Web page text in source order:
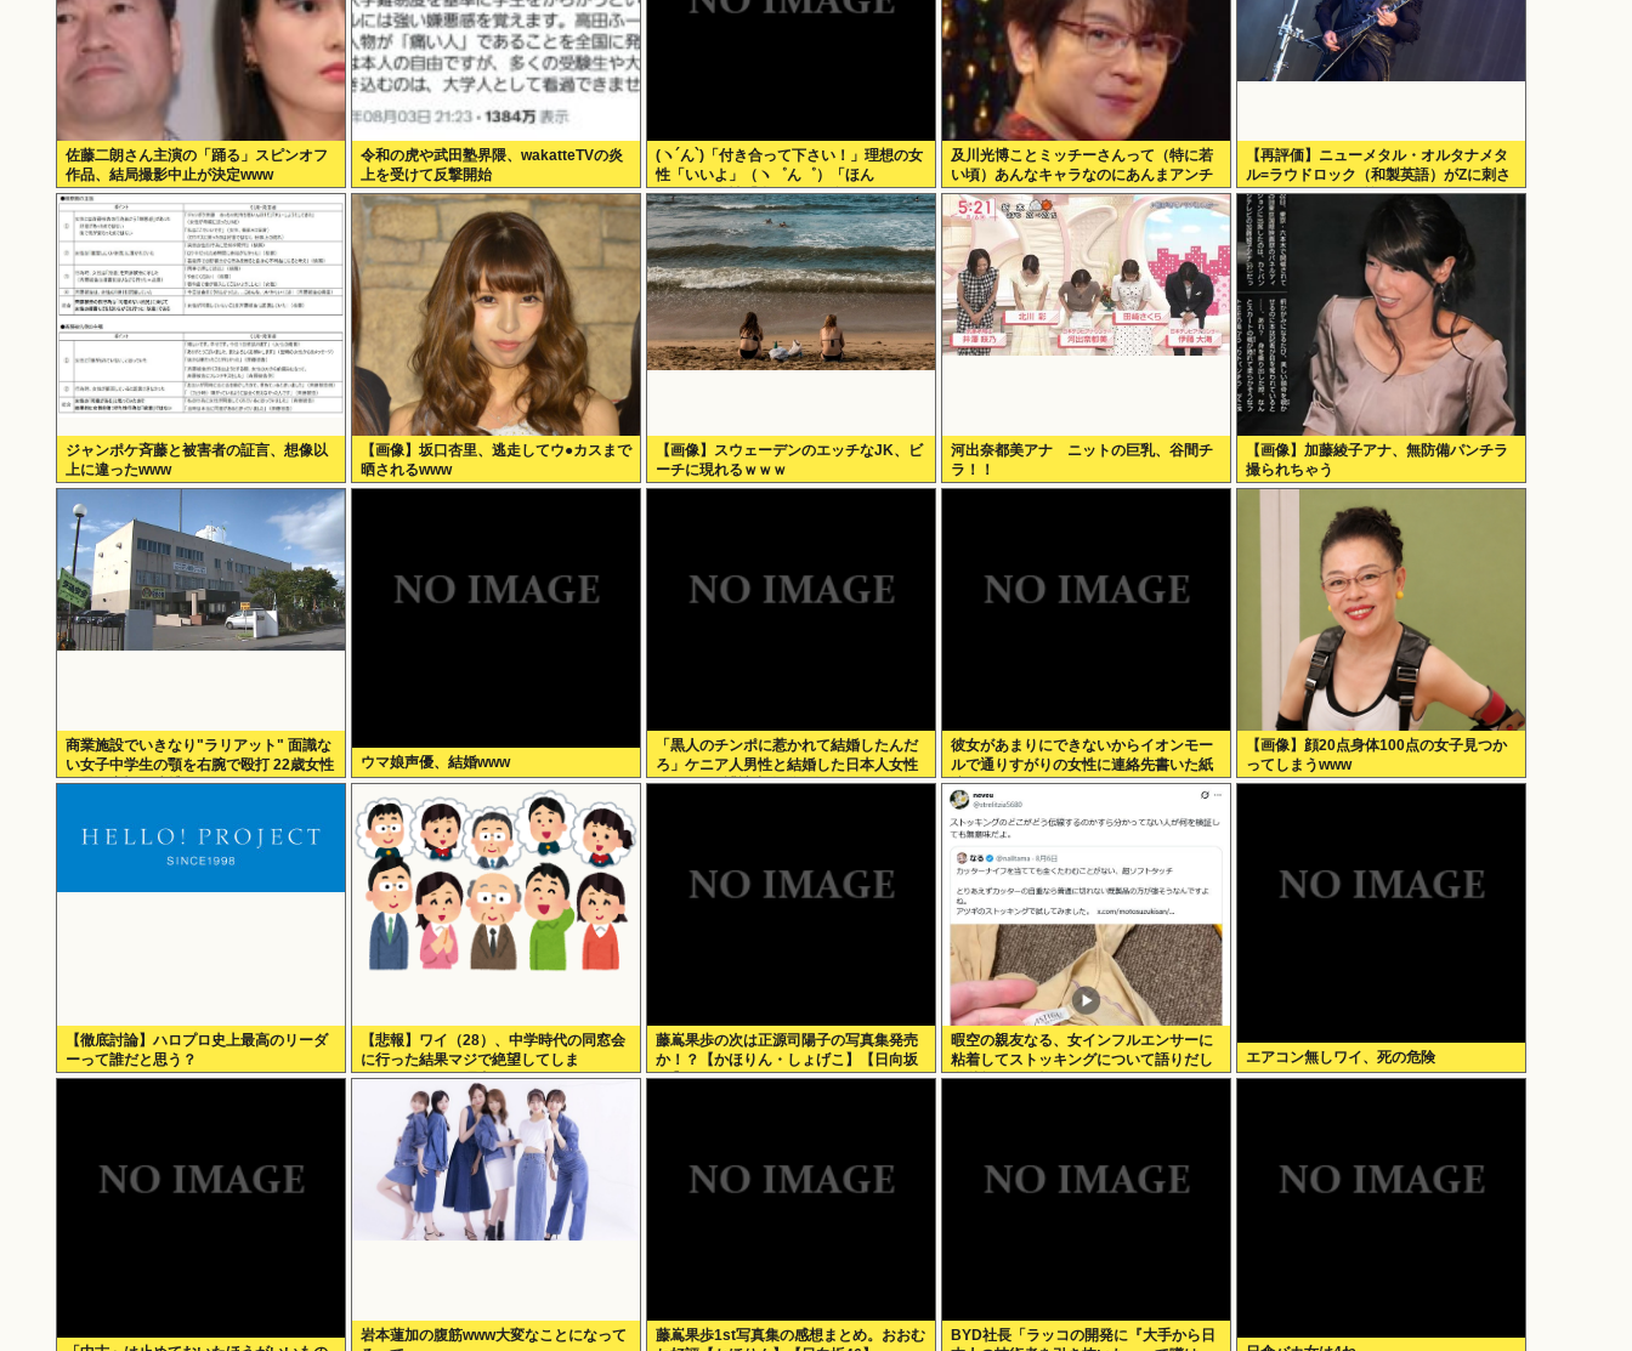
佐藤二朗さん主演の「踊る」スピンオフ
作品、結局撮影中止が決定www
令和の虎や武田塾界隈、wakatteTVの炎
上を受けて反撃開始
(ヽ´ん`)「付き合って下さい！」理想の女
性「いいよ」（ヽ゜ん゜）「ほん
と！？」女性「私のうんち食べたらね」
及川光博ことミッチーさんって（特に若
い頃）あんなキャラなのにあんまアンチ
おらんよな、男でも
【再評価】ニューメタル・オルタナメタ
ル=ラウドロック（和製英語）がZに刺さ
ってるらしい。お前らがキッズの頃好き
だったバンドは何？
ジャンポケ斉藤と被害者の証言、想像以
上に違ったwww
【画像】坂口杏里、逃走してウ●カスまで
晒されるwww
【画像】スウェーデンのエッチなJK、ビ
ーチに現れるｗｗｗ
河出奈都美アナ ニットの巨乳、谷間チ
ラ！！
【画像】加藤綾子アナ、無防備パンチラ
撮られちゃう
商業施設でいきなり"ラリアット" 面識な
い女子中学生の顎を右腕で殴打 22歳女性
を暴行容疑で逮捕
ウマ娘声優、結婚www
「黒人のチンポに惹かれて結婚したんだ
ろ」ケニア人男性と結婚した日本人女性
（31）に”誹謗中傷”殺到
彼女があまりにできないからイオンモー
ルで通りすがりの女性に連絡先書いた紙
渡すよ
【画像】顔20点身体100点の女子見つか
ってしまうwww
【徹底討論】ハロプロ史上最高のリーダ
ーって誰だと思う？
【悲報】ワイ（28）、中学時代の同窓会
に行った結果マジで絶望してしま
う・・・・・・理由がこち
ら・・・・・・
藤嶌果歩の次は正源司陽子の写真集発売
か！？【かほりん・しょげこ】【日向坂
46】
暇空の親友なる、女インフルエンサーに
粘着してストッキングについて語りだし
嫌儲卿として格を見せつける
エアコン無しワイ、死の危険
岩本蓮加の腹筋www大変なことになって
藤嶌果歩1st写真集の感想まとめ。おおむ
BYD社長「ラッコの開発に『大手から日